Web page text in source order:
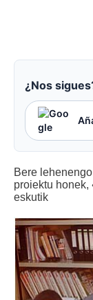
¿Nos
Bere
proiektu honek,
eskutik